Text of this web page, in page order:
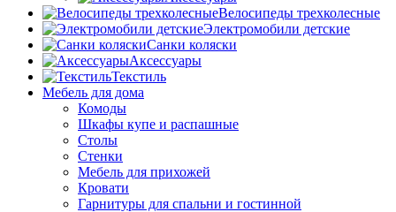
Велосипеды трехколесные
Электромобили детские
Санки коляски
Аксессуары
Текстиль
Мебель для дома
Комоды
Шкафы купе и распашные
Столы
Стенки
Мебель для прихожей
Кровати
Гарнитуры для спальни и гостинной